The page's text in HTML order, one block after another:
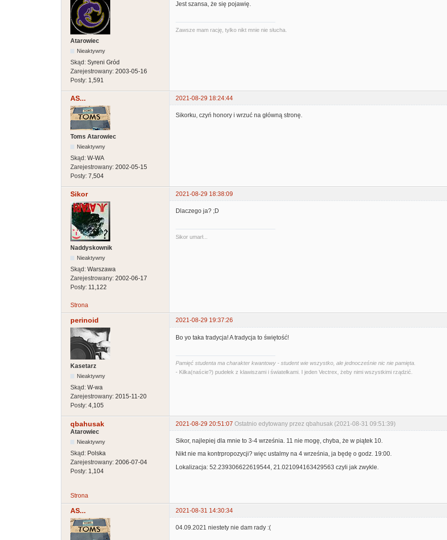
Atarowiec
Nieaktywny
Skąd: Syreni Gród
Zarejestrowany: 2003-05-16
Posty: 1,591
Jest szansa, że się pojawię.
Zawsze mam rację, tylko nikt mnie nie słucha.
AS... 2021-08-29 18:24:44
Toms Atarowiec
Nieaktywny
Skąd: W-WA
Zarejestrowany: 2002-05-15
Posty: 7,504
Sikorku, czyń honory i wrzuć na główną stronę.
Sikor 2021-08-29 18:38:09
Naddyskownik
Nieaktywny
Skąd: Warszawa
Zarejestrowany: 2002-06-17
Posty: 11,122
Dlaczego ja? ;D
Sikor umarł...
Strona
perinoid 2021-08-29 19:37:26
Kasetarz
Nieaktywny
Skąd: W-wa
Zarejestrowany: 2015-11-20
Posty: 4,105
Bo yo taka tradycja! A tradycja to świętość!
Pamięć studenta ma charakter kwantowy - student wie wszystko, ale jednocześnie nic nie pamięta.
- Kilka(naście?) pudełek z klawiszami i światełkami. I jeden Vectrex, żeby nimi wszystkimi rządzić.
qbahusak 2021-08-29 20:51:07 Ostatnio edytowany przez qbahusak (2021-08-31 09:51:39)
Atarowiec
Nieaktywny
Skąd: Polska
Zarejestrowany: 2006-07-04
Posty: 1,104
Sikor, najlepiej dla mnie to 3-4 września. 11 nie mogę, chyba, że w piątek 10.
Nikt nie ma kontrpropozycji? więc ustalmy na 4 września, ja będę o godz. 19:00.
Lokalizacja: 52.239306622619544, 21.021094163429563 czyli jak zwykle.
Strona
AS... 2021-08-31 14:30:34
04.09.2021 niestety nie dam rady :(